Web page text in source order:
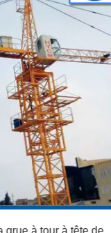
grue à tour à tête de